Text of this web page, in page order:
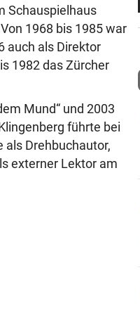
Schauspielhaus
1968 bis 1985 war
auch als Direktor
1982 das Zürcher
Mund“ und 2003
führte bei
als Drehbuchautor,
externer Lektor am